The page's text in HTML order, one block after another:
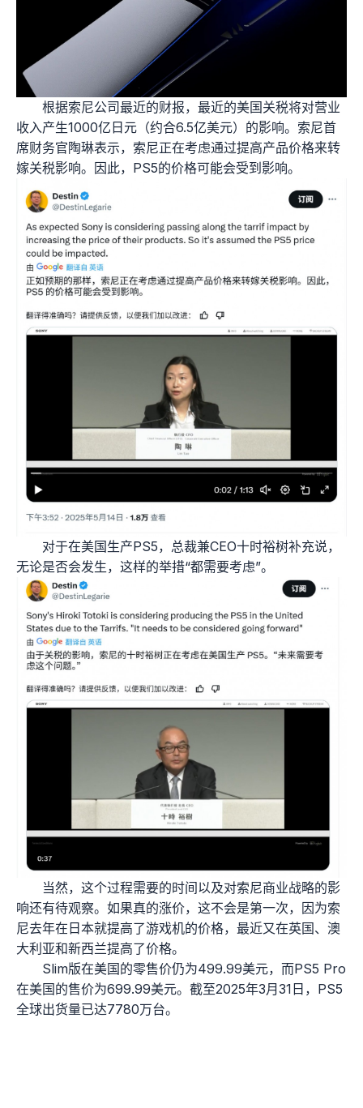
根据索尼公司最近的财报，最近的美国关税将对营业
收入产生1000亿日元（约合6.5亿美元）的影响。索尼首
席财务官陶琳表示，索尼正在考虑通过提高产品价格来转
嫁关税影响。因此，PS5的价格可能会受到影响。
对于在美国生产PS5，总裁兼CEO十时裕树补充说，
无论是否会发生，这样的举措“都需要考虑”。
当然，这个过程需要的时间以及对索尼商业战略的影
响还有待观察。如果真的涨价，这不会是第一次，因为索
尼去年在日本就提高了游戏机的价格，最近又在英国、澳
大利亚和新西兰提高了价格。
Slim版在美国的零售价仍为499.99美元，而PS5 Pro
在美国的售价为699.99美元。截至2025年3月31日，PS5
全球出货量已达7780万台。